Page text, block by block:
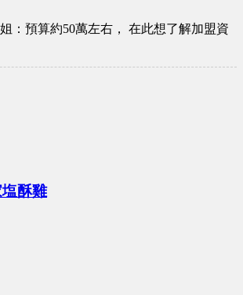
於新北市永和區成立，歷經多年專業研
為全台消費者口碑推薦的專業洗護品牌。
並樹立業界標竿，我們於 2022 年在台北
志投入洗護產業的夥伴打造可複製、可成
超過 20,000 名顧客，顧客回購率達 85%
山旗艦示範店，正式啟動全台加盟計畫
不只是清潔鞋包帽，而是延續物品的價
們相信，專業洗護不只是一門技術，更
：預算約50萬左右， 在此想了解加盟資
酥雞